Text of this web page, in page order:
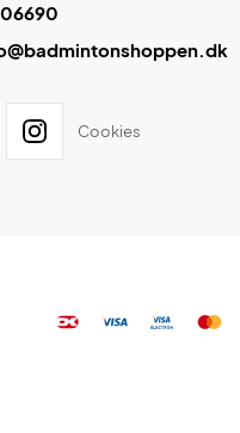
Cookies